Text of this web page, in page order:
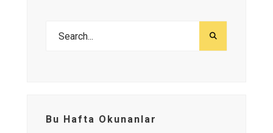
Bu Hafta Okunanlar